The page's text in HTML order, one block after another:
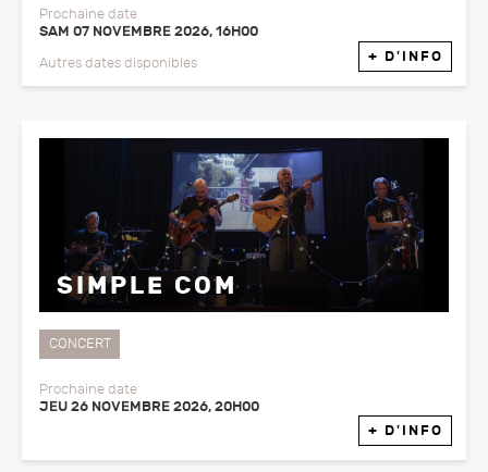
Prochaine date
SAM 07 NOVEMBRE 2026, 16H00
Autres dates disponibles + D'INFO
SIMPLE COM
CONCERT
Prochaine date
JEU 26 NOVEMBRE 2026, 20H00
+ D'INFO